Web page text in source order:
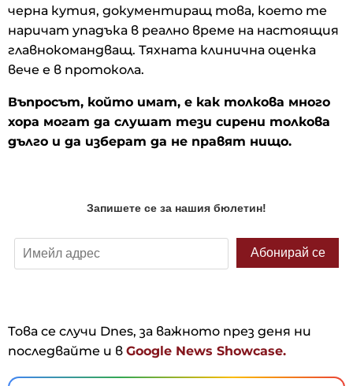
черна кутия, документиращ това, което те
наричат ​​упадъка в реално време на настоящия
главнокомандващ. Тяхната клинична оценка
вече е в протокола.
Въпросът, който имат, е как толкова много
хора могат да слушат тези сирени толкова
дълго и да изберат да не правят нищо.
Това се случи Dnes, за важното през деня ни
последвайте и в Google News Showcase.